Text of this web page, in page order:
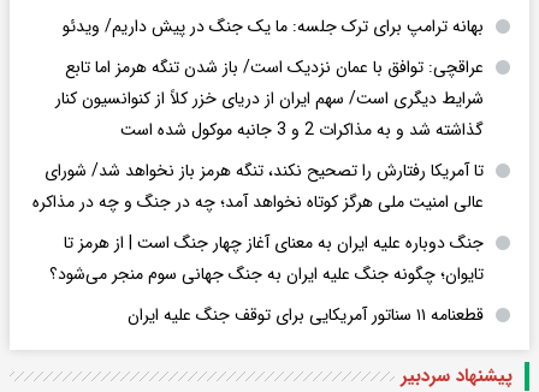
بهانه ترامپ برای ترک جلسه: ما یک جنگ در پیش داریم/ ویدئو
عراقچی: توافق با عمان نزدیک است/ باز شدن تنگه هرمز اما تابع
شرایط دیگری است/ سهم ایران از دریای خزر کلاً از کنوانسیون کنار
گذاشته شد و به مذاکرات 2 و 3 جانبه موکول شده است
تا آمریکا رفتارش را تصحیح نکند، تنگه هرمز باز نخواهد شد/ شورای
عالی امنیت ملی هرگز کوتاه نخواهد آمد؛ چه در جنگ و چه در مذاکره
جنگ دوباره علیه ایران به معنای آغاز چهار جنگ است | از هرمز تا
تایوان؛ چگونه جنگ علیه ایران به جنگ جهانی سوم منجر می‌شود؟
قطعنامه ۱۱ سناتور آمریکایی برای توقف جنگ علیه ایران
پیشنهاد سردبیر